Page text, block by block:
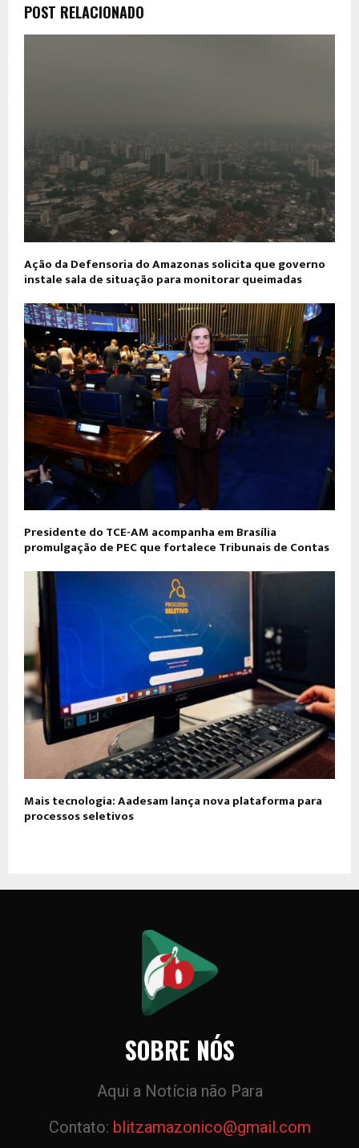
POST RELACIONADO
Ação da Defensoria do Amazonas solicita que governo
instale sala de situação para monitorar queimadas
Presidente do TCE-AM acompanha em Brasília
promulgação de PEC que fortalece Tribunais de Contas
Mais tecnologia: Aadesam lança nova plataforma para
processos seletivos
SOBRE NÓS
Aqui a Notícia não Para
Contato: blitzamazonico@gmail.com